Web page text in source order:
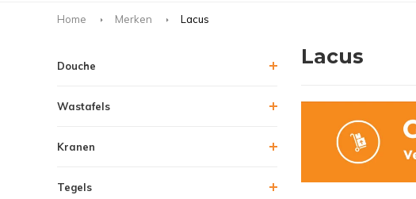
Home Merken Lacus
Douche
Wastafels
Kranen
Tegels
Lacus